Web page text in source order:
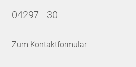
04297 - 30
Zum Kontaktformular